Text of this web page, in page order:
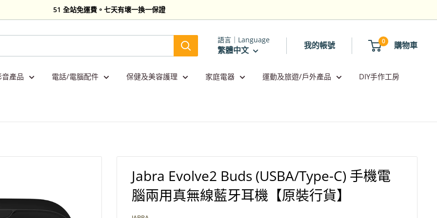
51 全站免運費。七天有壞一換一保證
語言｜Language
繁體中文 我的帳號 0 購物車
音產品 電話/電腦配件 保健及美容護理 家庭電器 運動及旅遊/戶外產品 DIY手作工房
Jabra Evolve2 Buds (USBA/Type-C) 手機電
腦兩用真無線藍牙耳機【原裝行貨】